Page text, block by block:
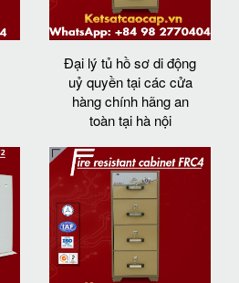
Đại lý tủ hồ sơ di động
uỷ quyền tại các cửa
hàng chính hãng an
toàn tại hà nội